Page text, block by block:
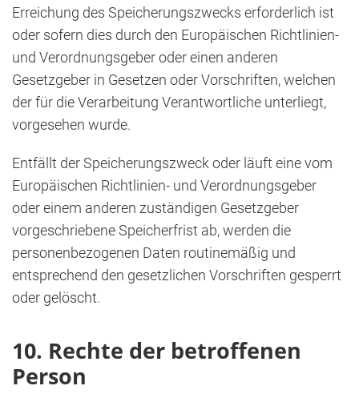
Erreichung des Speicherungszwecks erforderlich ist
oder sofern dies durch den Europäischen Richtlinien-
und Verordnungsgeber oder einen anderen
Gesetzgeber in Gesetzen oder Vorschriften, welchen
der für die Verarbeitung Verantwortliche unterliegt,
vorgesehen wurde.
Entfällt der Speicherungszweck oder läuft eine vom
Europäischen Richtlinien- und Verordnungsgeber
oder einem anderen zuständigen Gesetzgeber
vorgeschriebene Speicherfrist ab, werden die
personenbezogenen Daten routinemäßig und
entsprechend den gesetzlichen Vorschriften gesperrt
oder gelöscht.
10. Rechte der betroffenen
Person